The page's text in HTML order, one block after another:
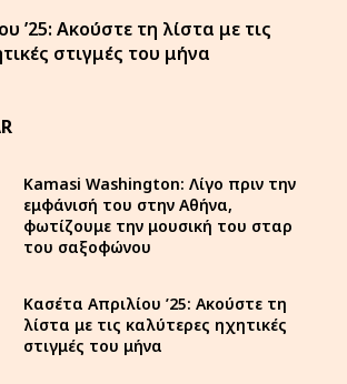
’25: Ακούστε τη λίστα με τις
στιγμές του μήνα
Kamasi Washington: Λίγο πριν την
εμφάνισή του στην Αθήνα,
φωτίζουμε την μουσική του σταρ
του σαξοφώνου
Κασέτα Απριλίου ’25: Ακούστε τη
λίστα με τις καλύτερες ηχητικές
στιγμές του μήνα